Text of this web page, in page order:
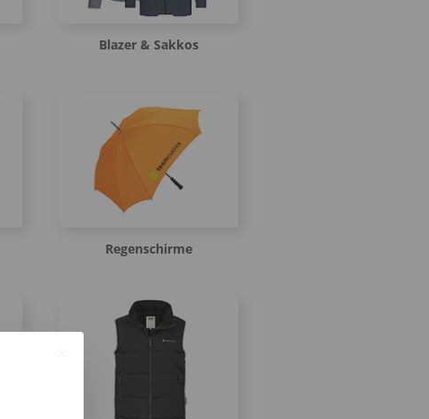
Blazer & Sakkos
Regenschirme